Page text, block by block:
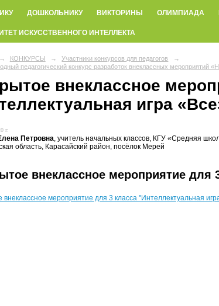
ДОШКОЛЬНИКУ ВИКТОРИНЫ ОЛИМПИАДА
ИСКУССТВЕННОГО ИНТЕЛЛЕКТА
→ КОНКУРСЫ → Участники конкурсов для педагогов
→
педагогический конкурс разработок внеклассных мероприятий
внеклассное
игра
г.
Петровна , учитель начальных классов, КГУ «Средняя
область, Карасайский район, посёлок Мерей
внеклассное мероприятие для
внеклассное мероприятие для 3 класса "Интеллектуальная